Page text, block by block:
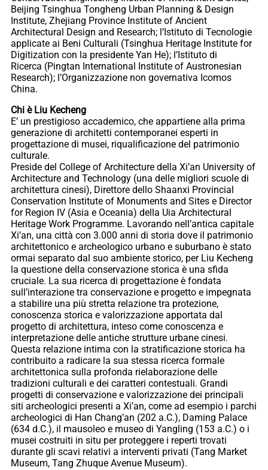
Beijing Tsinghua Tongheng Urban Planning & Design
Institute, Zhejiang Province Institute of Ancient
Architectural Design and Research; l’Istituto di Tecnologie
applicate ai Beni Culturali (Tsinghua Heritage Institute for
Digitization con la presidente Yan He); l’Istituto di
Ricerca (Pingtan International Institute of Austronesian
Research); l’Organizzazione non governativa Icomos
China.
Chi è Liu Kecheng
E’ un prestigioso accademico, che appartiene alla prima
generazione di architetti contemporanei esperti in
progettazione di musei, riqualificazione del patrimonio
culturale.
Preside del College of Architecture della Xi’an University of
Architecture and Technology (una delle migliori scuole di
architettura cinesi), Direttore dello Shaanxi Provincial
Conservation Institute of Monuments and Sites e Director
for Region IV (Asia e Oceania) della Uia Architectural
Heritage Work Programme. Lavorando nell’antica capitale
Xi’an, una città con 3.000 anni di storia dove il patrimonio
architettonico e archeologico urbano e suburbano è stato
ormai separato dal suo ambiente storico, per Liu Kecheng
la questione della conservazione storica è una sfida
cruciale. La sua ricerca di progettazione è fondata
sull’interazione tra conservazione e progetto e impegnata
a stabilire una più stretta relazione tra protezione,
conoscenza storica e valorizzazione apportata dal
progetto di architettura, inteso come conoscenza e
interpretazione delle antiche strutture urbane cinesi.
Questa relazione intima con la stratificazione storica ha
contribuito a radicare la sua stessa ricerca formale
architettonica sulla profonda rielaborazione delle
tradizioni culturali e dei caratteri contestuali. Grandi
progetti di conservazione e valorizzazione dei principali
siti archeologici presenti a Xi’an, come ad esempio i parchi
archeologici di Han Chang’an (202 a.C.), Daming Palace
(634 d.C.), il mausoleo e museo di Yangling (153 a.C.) o i
musei costruiti in situ per proteggere i reperti trovati
durante gli scavi relativi a interventi privati (Tang Market
Museum, Tang Zhuque Avenue Museum).